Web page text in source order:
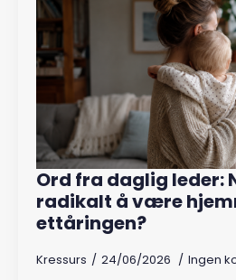
Ord fra daglig leder:
radikalt å være
ettåringen?
Kressurs 24/06/2026 Ingen